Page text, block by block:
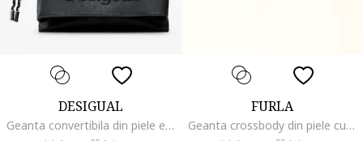
DESIGUAL
Geanta convertibila din piele ecologica cu logo stantat, Negru antracit
FURLA
Geanta crossbody din piele cu maner fix Moonlight, Negru/Roz pastel